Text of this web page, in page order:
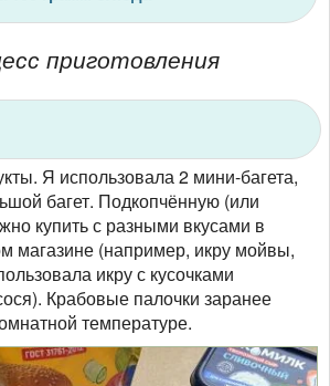
приготовления
Я использовала 2 мини-багета,
багет. Подкопчённую (или
купить с разными вкусами в
магазине (например, икру мойвы,
икру с кусочками
Крабовые палочки заранее
температуре.